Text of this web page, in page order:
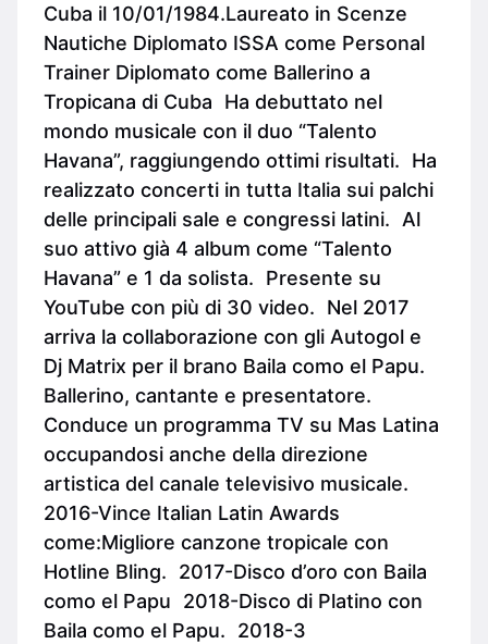
Cuba il 10/01/1984.Laureato in Scenze
Nautiche Diplomato ISSA come Personal
Trainer Diplomato come Ballerino a
Tropicana di Cuba Ha debuttato nel
mondo musicale con il duo “Talento
Havana”, raggiungendo ottimi risultati. Ha
realizzato concerti in tutta Italia sui palchi
delle principali sale e congressi latini. Al
suo attivo già 4 album come “Talento
Havana” e 1 da solista. Presente su
YouTube con più di 30 video. Nel 2017
arriva la collaborazione con gli Autogol e
Dj Matrix per il brano Baila como el Papu.
Ballerino, cantante e presentatore.
Conduce un programma TV su Mas Latina
occupandosi anche della direzione
artistica del canale televisivo musicale.
2016-Vince Italian Latin Awards
come:Migliore canzone tropicale con
Hotline Bling. 2017-Disco d’oro con Baila
como el Papu 2018-Disco di Platino con
Baila como el Papu. 2018-3